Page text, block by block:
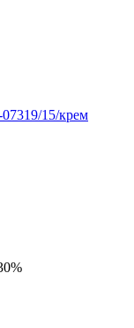
15/крем